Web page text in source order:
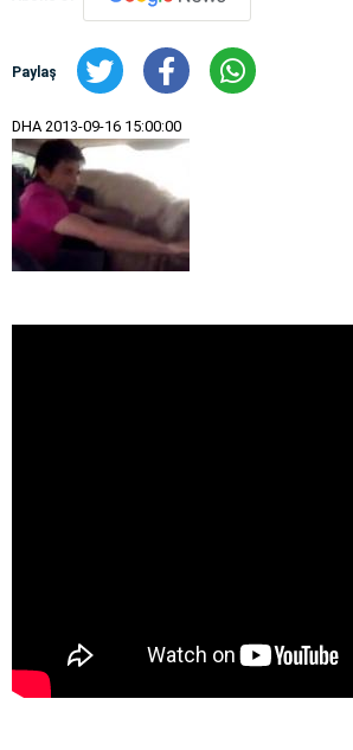
Paylaş
DHA 2013-09-16 15:00:00